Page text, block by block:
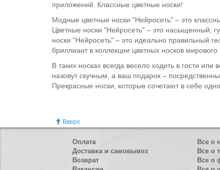
приложений. Классные цветные носки!
Модные цветные носки "Нейросеть" – это
Цветные носки "Нейросеть" – это насыщенный,
носки "Нейросеть" – это идеально правильный
бриллиант в коллекции цветных носков
В таких носках всегда весело ходить в гости
назовут скучным, а ваш подарок –
Прекрасные носки, которые сочетают в себе
Вверх
Оплата
Доставка и самовывоз
Возврат
Все о
Все о
Все о